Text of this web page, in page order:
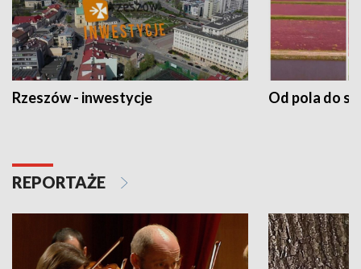
Rzeszów - inwestycje Od pola do
REPORTAŻE